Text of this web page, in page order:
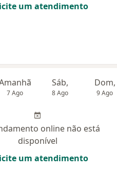
um atendimento
7 Ago
Sáb,
8 Ago
Dom,
9 Ago
online não está
disponível
um atendimento